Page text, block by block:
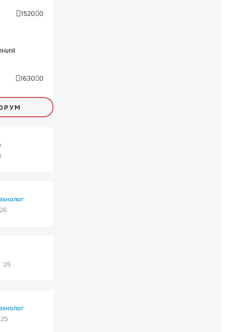
1520 0
1630 0
'25